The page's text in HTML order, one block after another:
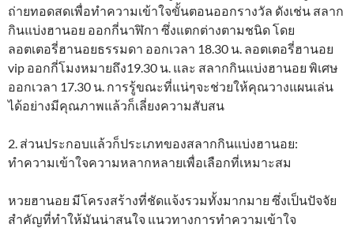
ถ่ายทอดสดเพื่อทำความเข้าใจขั้นตอนออกรางวัล ดังเช่น สลาก
กินแบ่งฮานอย ออกกี่นาฬิกา ซึ่งแตกต่างตามชนิด โดย
ลอตเตอรี่ฮานอยธรรมดา ออกเวลา 18.30 น. ลอตเตอรี่ฮานอย
vip ออกกี่โมงหมายถึง19.30 น. และ สลากกินแบ่งฮานอย พิเศษ
ออกเวลา 17.30 น. การรู้ขณะที่แน่ๆจะช่วยให้คุณวางแผนเล่น
ได้อย่างมีคุณภาพแล้วก็เลี่ยงความสับสน
2. ส่วนประกอบแล้วก็ประเภทของสลากกินแบ่งฮานอย:
ทำความเข้าใจความหลากหลายเพื่อเลือกที่เหมาะสม
หวยฮานอย มีโครงสร้างที่ชัดแจ้งรวมทั้งมากมาย ซึ่งเป็นปัจจัย
สำคัญที่ทำให้มันน่าสนใจ แนวทางการทำความเข้าใจ